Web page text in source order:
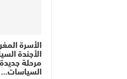
الأسرة
الأجندة
مرحلة
السياسات…